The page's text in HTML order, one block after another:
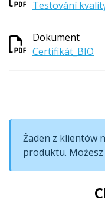
Testování
Dokument
Certifikát_BIO
Żaden z klientów
produktu.